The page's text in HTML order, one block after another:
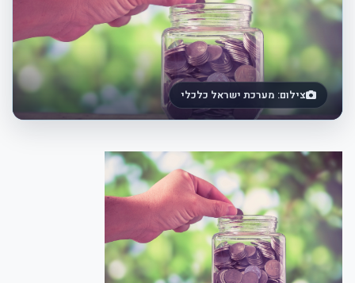
צילום: מערכת ישראל כלכלי